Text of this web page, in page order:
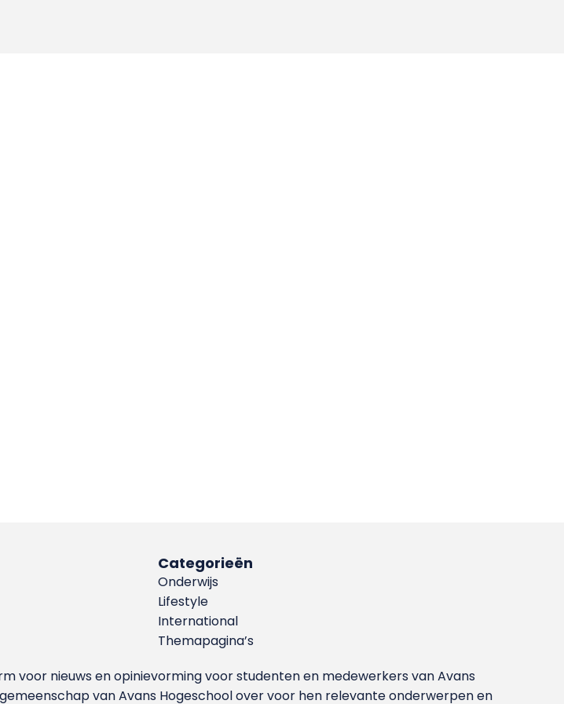
Categorieën
Onderwijs
Lifestyle
International
Themapagina’s
voor nieuws en opinievorming voor studenten en medewerkers van Avans
van Avans Hogeschool over voor hen relevante onderwerpen en